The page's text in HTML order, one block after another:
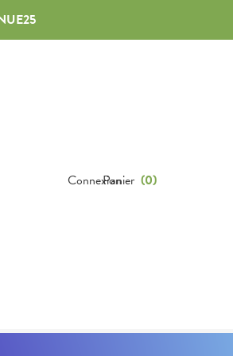
Connexion
Panier (0)